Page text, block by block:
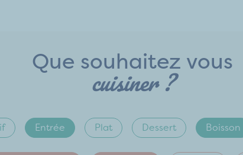
Que souhaitez vous
cuisiner ?
Entrée Plat Dessert Boisson